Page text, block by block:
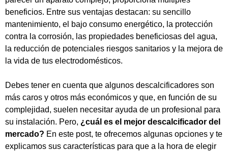
beneficios. Entre sus ventajas destacan: su sencillo
mantenimiento, el bajo consumo energético, la protección
contra la corrosión, las propiedades beneficiosas del agua,
la reducción de potenciales riesgos sanitarios y la mejora de
la vida de tus electrodomésticos.
Debes tener en cuenta que algunos descalcificadores son
más caros y otros más económicos y que, en función de su
complejidad, suelen necesitar ayuda de un profesional para
su instalación. Pero, ¿cuál es el mejor descalcificador del
mercado? En este post, te ofrecemos algunas opciones y te
explicamos sus características para que a la hora de elegir